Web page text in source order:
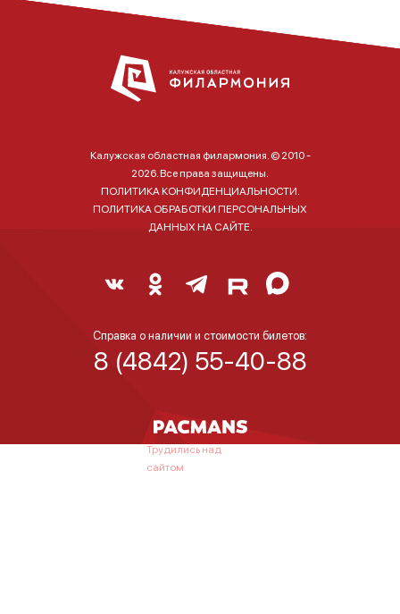
Калужская областная филармония. © 2010 -
2026. Все права защищены.
ПОЛИТИКА КОНФИДЕНЦИАЛЬНОСТИ.
ПОЛИТИКА ОБРАБОТКИ ПЕРСОНАЛЬНЫХ
ДАННЫХ НА САЙТЕ.
Справка о наличии и стоимости билетов:
8 (4842) 55-40-88
Трудились над
сайтом